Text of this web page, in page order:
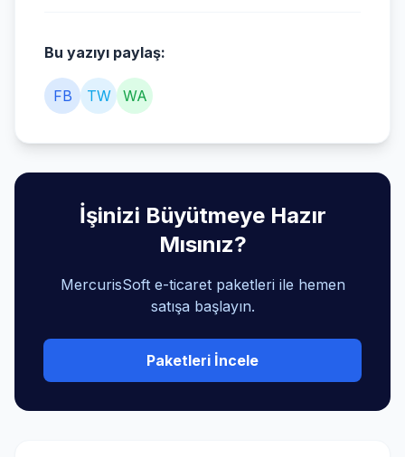
Bu yazıyı paylaş:
FB TW WA
İşinizi Büyütmeye Hazır
Mısınız?
MercurisSoft e-ticaret paketleri ile hemen
satışa başlayın.
Paketleri İncele